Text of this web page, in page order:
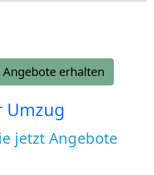
Angebote erhalten
Umzug
jetzt Angebote